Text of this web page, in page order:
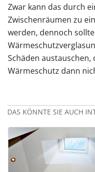
Zwar kann das durch
Zwischenräumen zu
werden, dennoch
Schäden austauschen,
Wärmeschutz dann
DAS KÖNNTE SIE AUCH